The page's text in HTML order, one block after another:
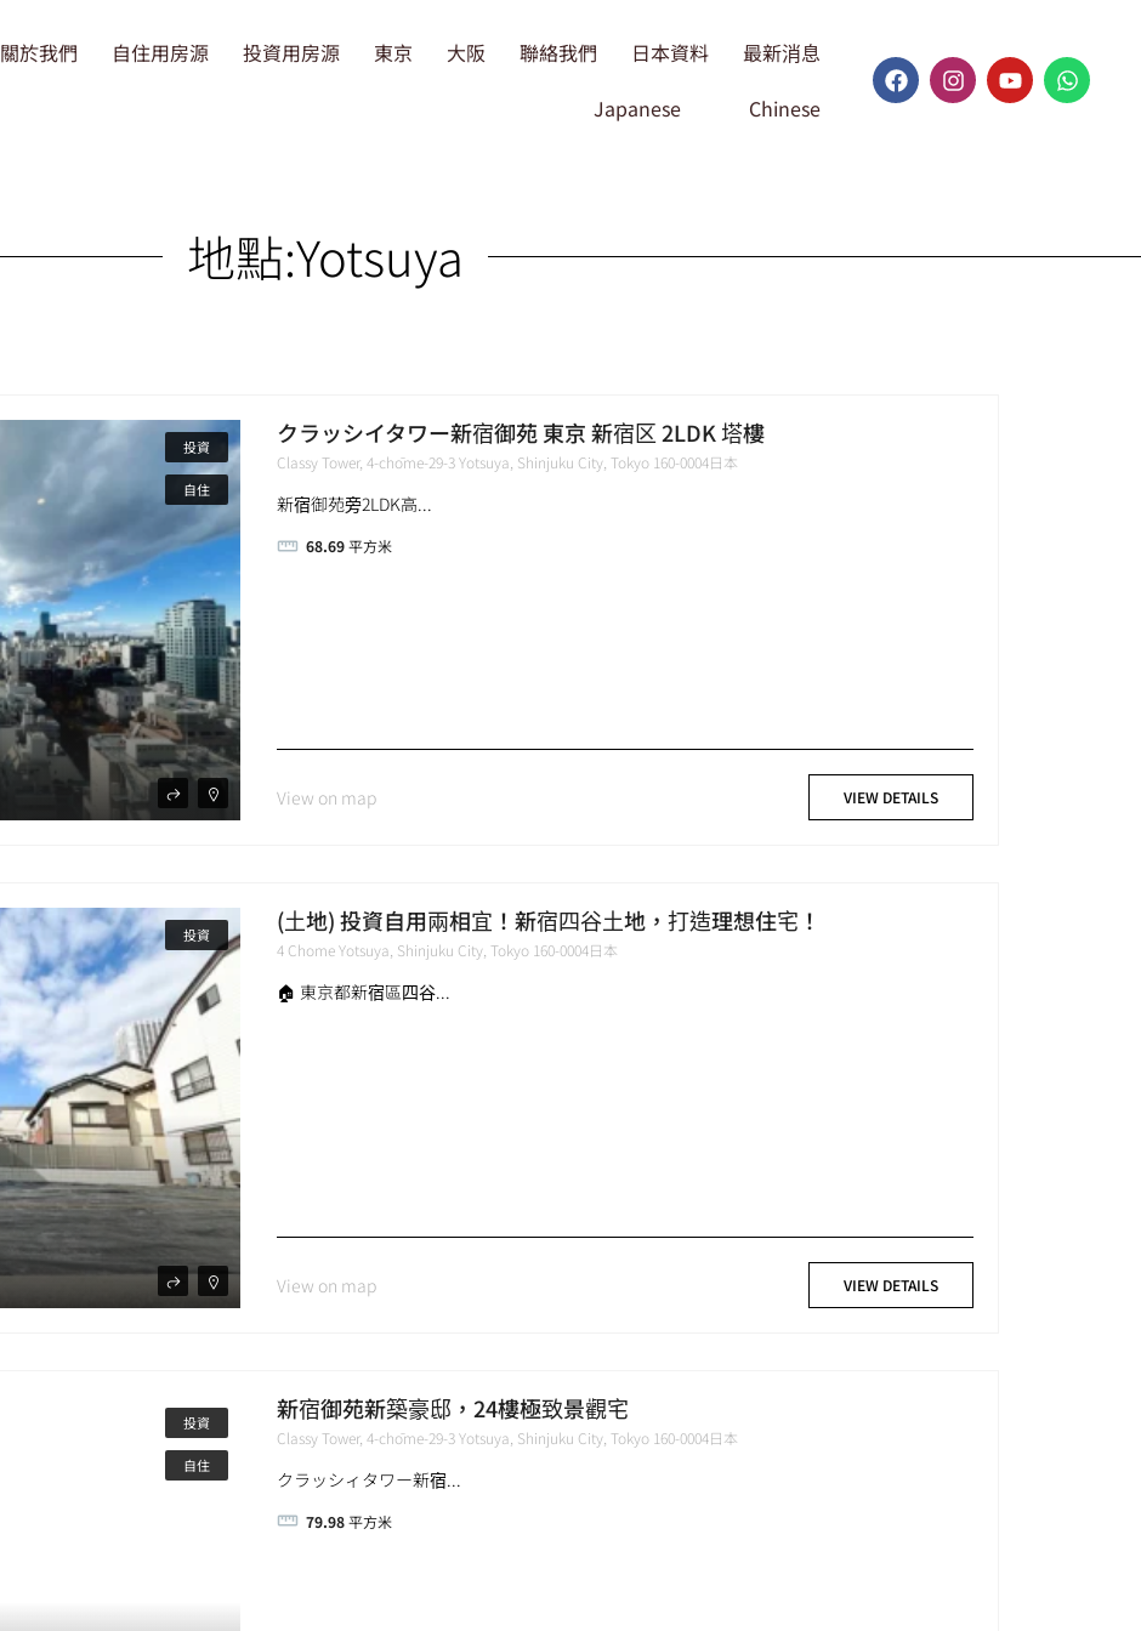
關於我們 自住用房源 投資用房源 東京 大阪 聯絡我們 日本資料
最新消息
Japanese
Chinese
地點:Yotsuya
投資
自住
クラッシイタワー新宿御苑 東京 新宿区 2LDK 塔樓
Classy Tower, 4-chōme-29-3 Yotsuya, Shinjuku City, Tokyo 160-0004日本
新宿御苑旁2LDK高...
68.69平方米
View on map VIEW DETAILS
投資 (土地) 投資自用兩相宜！新宿四谷土地，打造理想住宅！
4 Chome Yotsuya, Shinjuku City, Tokyo 160-0004日本
🏠 東京都新宿區四谷...
View on map VIEW DETAILS
投資
自住
新宿御苑新築豪邸，24樓極致景觀宅
Classy Tower, 4-chōme-29-3 Yotsuya, Shinjuku City, Tokyo 160-0004日本
クラッシィタワー新宿...
79.98平方米